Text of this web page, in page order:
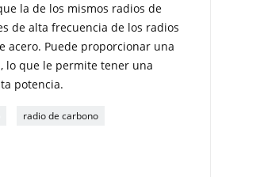
la de los mismos radios de
de alta frecuencia de los radios
acero. Puede proporcionar una
lo que le permite tener una
potencia.
radio de carbono